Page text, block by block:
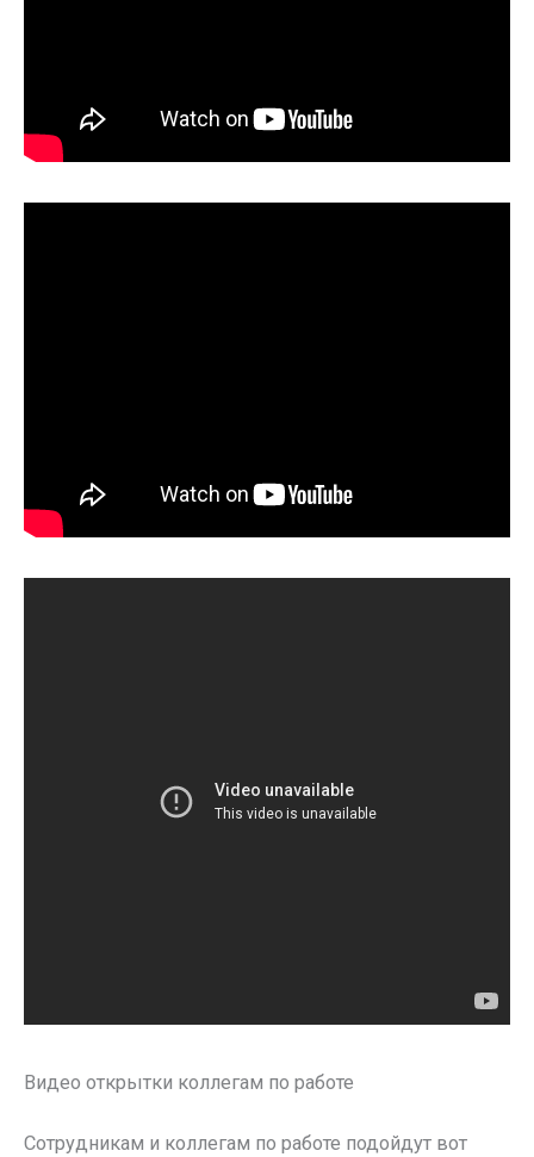
Видео открытки коллегам по работе
Сотрудникам и коллегам по работе подойдут вот